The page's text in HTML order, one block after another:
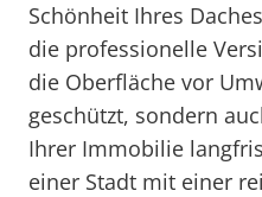
Schönheit Ihres
die professionelle
die Oberfläche vor
geschützt, sondern
Ihrer Immobilie
einer Stadt mit einer